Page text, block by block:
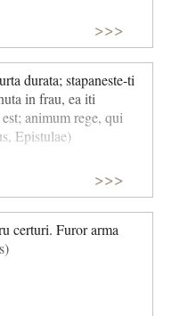
>>>
durata; stapaneste-ti
in frau, ea iti
animum rege, qui
Epistulae)
>>>
certuri. Furor arma